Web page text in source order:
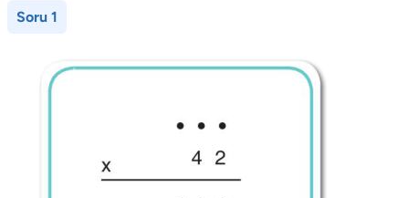
Soru 1